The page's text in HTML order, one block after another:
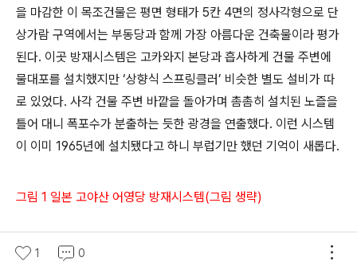
을 마감한 이 목조건물은 평면 형태가 5칸 4면의 정사각형으로 단
상가람 구역에서는 부동당과 함께 가장 아름다운 건축물이라 평가
된다. 이곳 방재시스템은 고카와지 본당과 흡사하게 건물 주변에
물대포를 설치했지만 ‘상향식 스프링클러’ 비슷한 별도 설비가 따
로 있었다. 사각 건물 주변 바깥을 돌아가며 촘촘히 설치된 노즐을
틀어 대니 폭포수가 분출하는 듯한 광경을 연출했다. 이런 시스템
이 이미 1965년에 설치됐다고 하니 부럽기만 했던 기억이 새롭다.
그림 1 일본 고야산 어영당 방재시스템(그림 생략)
올해 교토 탐방에서 진언종 총본산 고찰이자 유네스코 세계문화유
1 0